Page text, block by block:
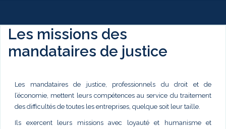
Les missions des
mandataires de justice
Les mandataires de justice, professionnels du droit et de
l’économie, mettent leurs compétences au service du traitement
des difficultés de toutes les entreprises, quelque soit leur taille.
Ils exercent leurs missions avec loyauté et humanisme et